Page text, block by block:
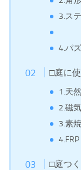
3.ス
4.パ
□庭に
1.天
2.磁
3.素
4.FRP
□庭つ